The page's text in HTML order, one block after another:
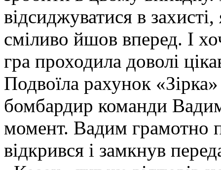
відсиджуватися в
сміливо йшов вперед. І
гра проходила доволі
Подвоїла рахунок
бомбардир команди
момент. Вадим грамотно
відкрився і замкнув